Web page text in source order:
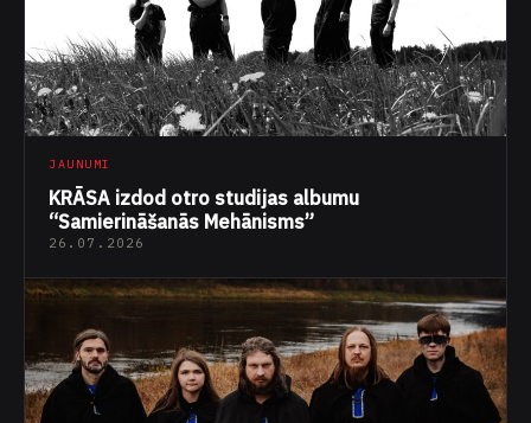
JAUNUMI
KRĀSA izdod otro studijas albumu
“Samierināšanās Mehānisms”
26.07.2026